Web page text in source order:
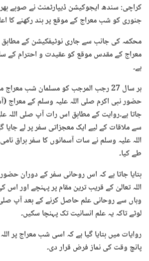
جنوری کو شب معراج کے موقع پر بند رکھنے کا
محکمہ کی جانب سے جاری نوٹیفکیشن کے
معراج کے مقدس موقع کو عقیدت و احترام کے
ہے۔
ہر سال 27 رجب المرجب کو مسلمان شب
حضور نبی اکرم صلی اللہ علیہ وسلم کے معراج
جاتا ہے۔روایت کے مطابق اس رات آپ صلی اللہ
سے ملاقات کے لیے ایک معجزاتی سفر پر لے
اللہ علیہ وسلم نے سات آسمانوں کا سفر براق
طے کیا۔
بتایا جاتا ہے کہ اس روحانی سفر کے دوران
اللہ تعالیٰ کے قریب ترین مقام پر پہنچے اور اس
وہاں سے روحانی علم حاصل کرنے کے بعد آپ
لوٹے تاکہ یہ علم انسانیت تک پہنچا سکیں۔
روایات میں بتایا گیا ہے کہ اسی شب معراج پر
پانچ وقت کی نماز فرض قرار دی۔